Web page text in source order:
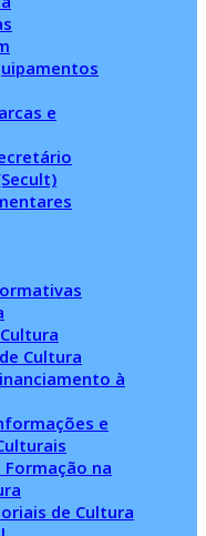
e
Cultura
à
e
na
de Cultura